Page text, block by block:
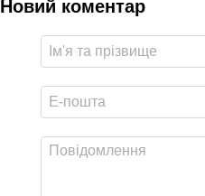
Новий коментар